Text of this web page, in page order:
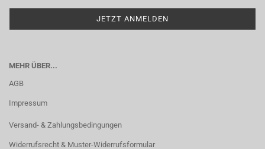
MEHR ÜBER...
AGB
Impressum
Versand- & Zahlungsbedingungen
Widerrufsrecht & Muster-Widerrufsformular